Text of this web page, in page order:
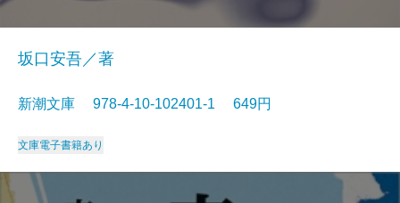
坂口安吾／著
新潮文庫 978-4-10-102401-1 649円
文庫電子書籍あり